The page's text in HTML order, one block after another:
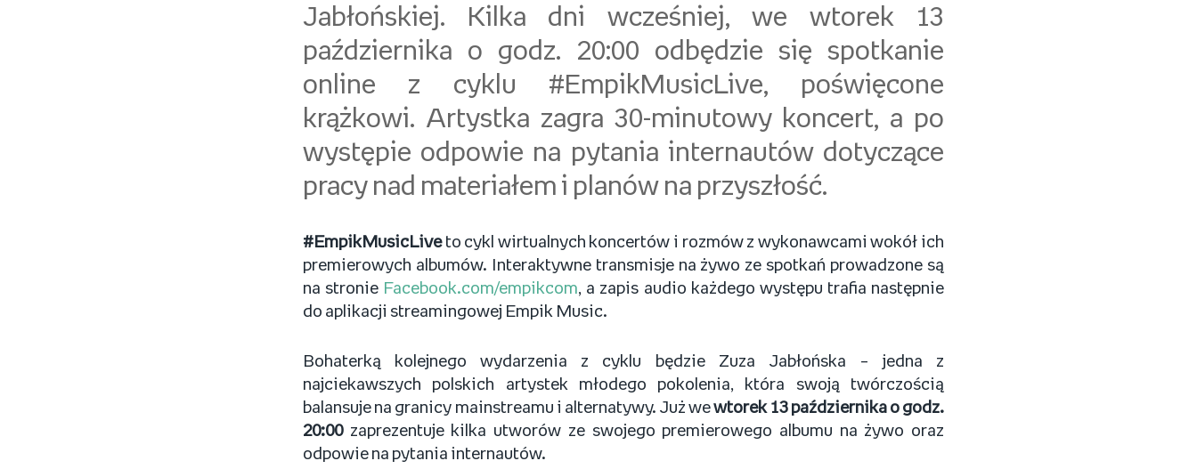
Jabłońskiej. Kilka dni wcześniej, we wtorek 13
października o godz. 20:00 odbędzie się spotkanie
online z cyklu #EmpikMusicLive, poświęcone
krążkowi. Artystka zagra 30-minutowy koncert, a po
występie odpowie na pytania internautów dotyczące
pracy nad materiałem i planów na przyszłość.
#EmpikMusicLiveto cykl wirtualnych koncertów i rozmów z wykonawcami wokół ich
premierowych albumów. Interaktywne transmisje na żywo ze spotkań prowadzone są
na stronie Facebook.com/empikcom, a zapis audio każdego występu trafia następnie
do aplikacji streamingowej Empik Music.
Bohaterką kolejnego wydarzenia z cyklu będzie Zuza Jabłońska – jedna z
najciekawszych polskich artystek młodego pokolenia, która swoją twórczością
balansuje na granicy mainstreamu i alternatywy. Już wewtorek 13 października o godz.
20:00zaprezentuje kilka utworów ze swojego premierowego albumu na żywo oraz
odpowie na pytania internautów.